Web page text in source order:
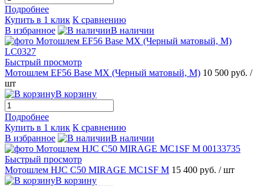
Подробнее
Купить в 1 клик К сравнению
В избранное
В наличии
Быстрый просмотр
Мотошлем EF56 Base MX (Черный матовый, M) 10 500 руб. /
шт
В корзину
Подробнее
Купить в 1 клик К сравнению
В избранное
В наличии
Быстрый просмотр
Мотошлем HJC C50 MIRAGE MC1SF M 15 400 руб. / шт
В корзину